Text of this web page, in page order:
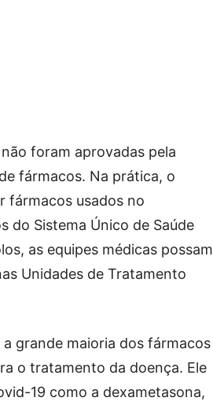
foram aprovadas pela
fármacos. Na prática, o
fármacos usados no
do Sistema Único de Saúde
as equipes médicas possam
Unidades de Tratamento
grande maioria dos fármacos
o tratamento da doença. Ele
19 como a dexametasona,